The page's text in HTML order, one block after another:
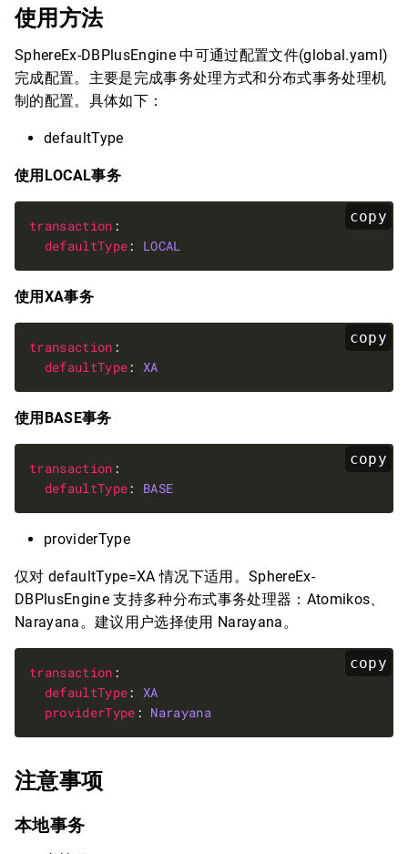
使用方法
SphereEx-DBPlusEngine 中可通过配置文件(global.yaml)
完成配置。主要是完成事务处理方式和分布式事务处理机
制的配置。具体如下：
defaultType
使用LOCAL事务
copy
transaction
defaultType: LOCAL
使用XA事务
copy
transaction
defaultType: XA
使用BASE事务
copy
transaction
defaultType: BASE
providerType
仅对 defaultType=XA 情况下适用。SphereEx-
DBPlusEngine 支持多种分布式事务处理器：Atomikos、
Narayana。建议用户选择使用 Narayana。
copy
transaction
defaultType: XA
providerType : Narayana
注意事项
本地事务